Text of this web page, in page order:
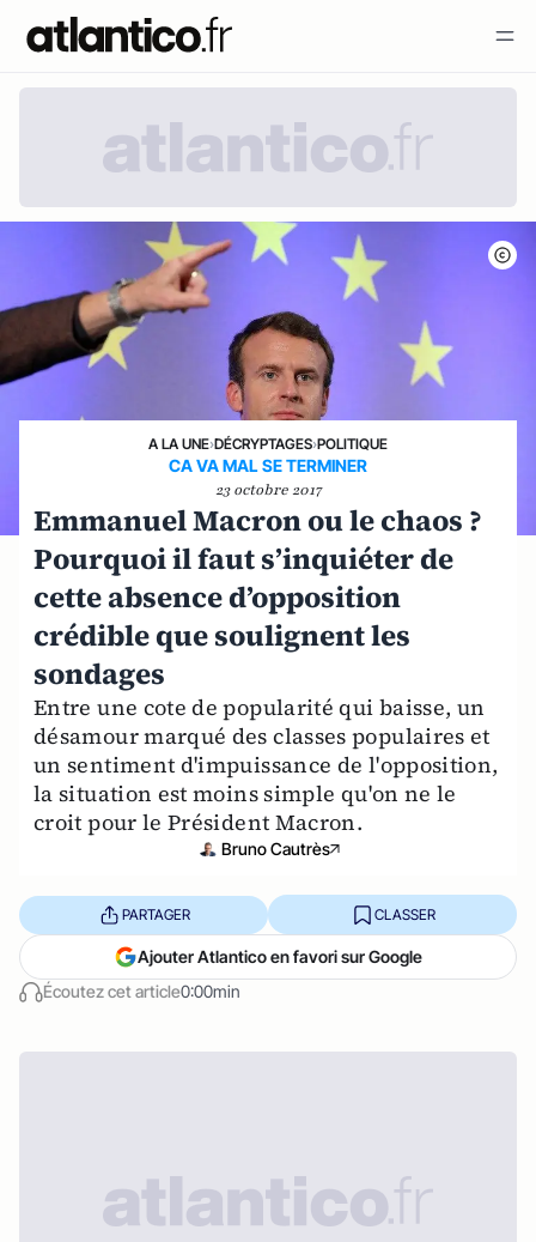
A LA UNE›DÉCRYPTAGES›POLITIQUE
CA VA MAL SE TERMINER
23 octobre 2017
Emmanuel Macron ou le chaos ?
Pourquoi il faut s’inquiéter de
cette absence d’opposition
crédible que soulignent les
sondages
Entre une cote de popularité qui baisse, un
désamour marqué des classes populaires et
un sentiment d'impuissance de l'opposition,
la situation est moins simple qu'on ne le
croit pour le Président Macron.
Bruno Cautrès
Écoutez cet article0:00min
PARTAGER CLASSER
Ajouter Atlantico en favori sur Google